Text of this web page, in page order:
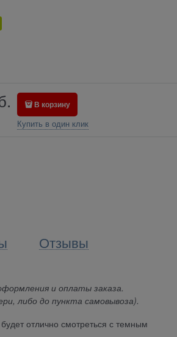
В корзину
Купить в один клик
Отзывы
и оплаты заказа.
либо до пункта самовывоза).
отлично смотреться с темным